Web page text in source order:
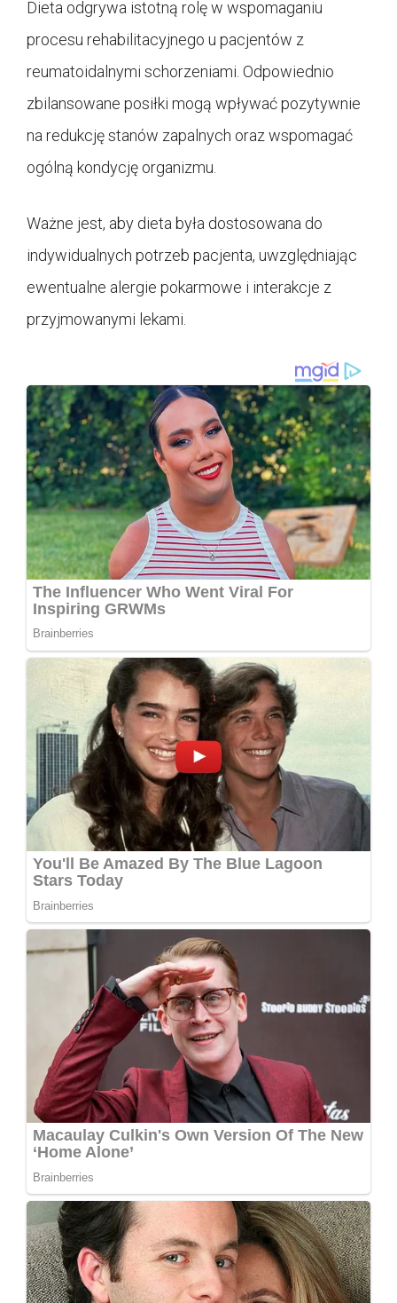
Dieta odgrywa istotną rolę w wspomaganiu
procesu rehabilitacyjnego u pacjentów z
reumatoidalnymi schorzeniami. Odpowiednio
zbilansowane posiłki mogą wpływać pozytywnie
na redukcję stanów zapalnych oraz wspomagać
ogólną kondycję organizmu.
Ważne jest, aby dieta była dostosowana do
indywidualnych potrzeb pacjenta, uwzględniając
ewentualne alergie pokarmowe i interakcje z
przyjmowanymi lekami.